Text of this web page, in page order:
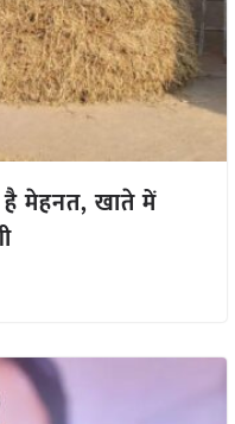
है मेहनत, खाते में